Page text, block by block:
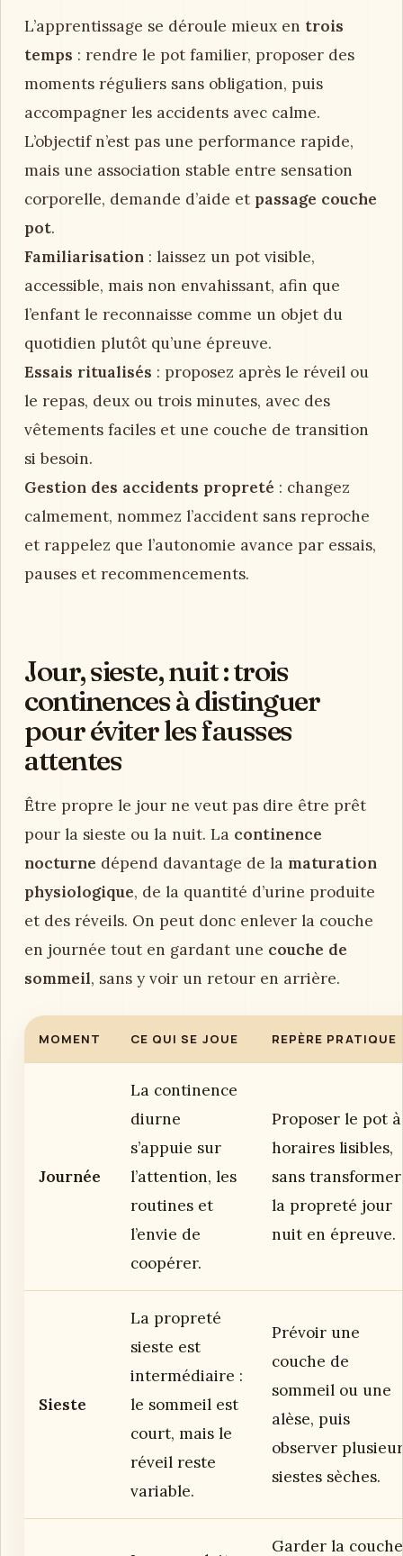
L’apprentissage se déroule mieux en trois
temps : rendre le pot familier, proposer des
moments réguliers sans obligation, puis
accompagner les accidents avec calme.
L’objectif n’est pas une performance rapide,
mais une association stable entre sensation
corporelle, demande d’aide et passage couche
pot.
Familiarisation : laissez un pot visible,
accessible, mais non envahissant, afin que
l’enfant le reconnaisse comme un objet du
quotidien plutôt qu’une épreuve.
Essais ritualisés : proposez après le réveil ou
le repas, deux ou trois minutes, avec des
vêtements faciles et une couche de transition
si besoin.
Gestion des accidents propreté : changez
calmement, nommez l’accident sans reproche
et rappelez que l’autonomie avance par essais,
pauses et recommencements.
Jour, sieste, nuit : trois
continences à distinguer
pour éviter les fausses
attentes
Être propre le jour ne veut pas dire être prêt
pour la sieste ou la nuit. La continence
nocturne dépend davantage de la maturation
physiologique, de la quantité d’urine produite
et des réveils. On peut donc enlever la couche
en journée tout en gardant une couche de
sommeil, sans y voir un retour en arrière.
MOMENT CE QUI SE JOUE REPÈRE PRATIQUE
Journée
La continence
diurne
s’appuie sur
l’attention, les
routines et
l’envie de
coopérer.
Proposer le pot à
horaires lisibles,
sans transformer
la propreté jour
nuit en épreuve.
Sieste
La propreté
sieste est
intermédiaire :
le sommeil est
court, mais le
réveil reste
variable.
Prévoir une
couche de
sommeil ou une
alèse, puis
observer
siestes sèches.
Garder la couche